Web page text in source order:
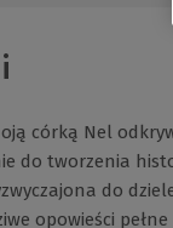
córką Nel
do tworzenia
do
opowieści